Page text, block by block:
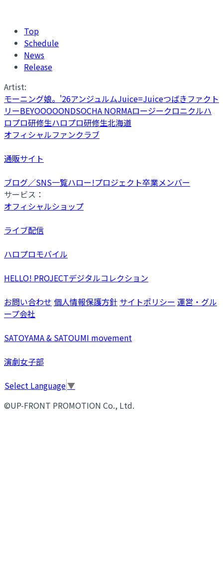
Top
Schedule
News
Release
Artist:
モーニング娘。'26アンジュルムJuice=Juiceつばきファクト
リーBEYOOOOONDSOCHA NORMAロージークロニクルハ
ロプロ研修生ハロプロ研修生北海道
オフィシャルファンクラブ
通販サイト
ブログ／SNS一覧ハロー!プロジェクト卒業メンバー
サービス：
オフィシャルショップ
ライブ配信
ハロプロモバイル
HELLO! PROJECTデジタルコレクション
お問い合わせ 個人情報保護方針 サイトポリシー 運営・グル
ープ会社
SATOYAMA & SATOUMI movement
演劇女子部
Select Language▼
©UP-FRONT PROMOTION Co., Ltd.